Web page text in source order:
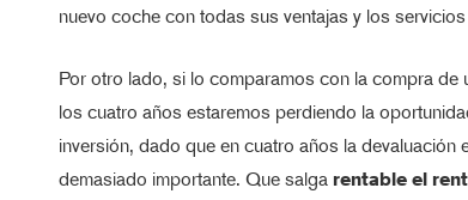
nuevo coche con todas sus ventajas y los
Por otro lado, si lo comparamos con la compra de
los cuatro años estaremos perdiendo la
inversión, dado que en cuatro años la devaluación
demasiado importante. Que salga rentable el